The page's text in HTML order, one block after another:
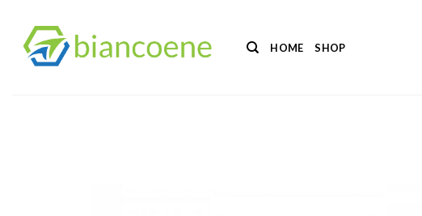
contenuti
HOME SHOP